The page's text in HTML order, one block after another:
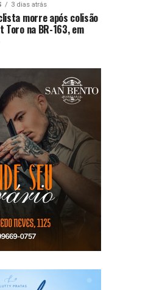
3 dias atrás
morre após colisão
Toro na BR-163, em